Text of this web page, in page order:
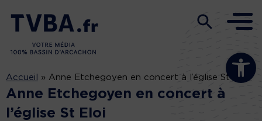
Ouvrir la
Accueil » Anne Etchegoyen en concert à l’église St Eloi
Anne Etchegoyen en concert à
l’église St Eloi